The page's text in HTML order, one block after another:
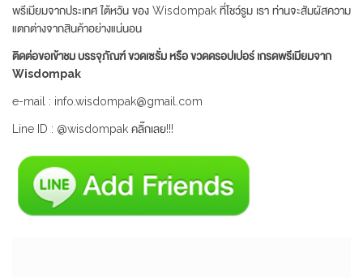
พรีเมียมจากประเทศ ใต้หวัน ของ Wisdompak ที่โชว์รูม เรา ท่านจะสัมผัสความ
แตกต่างจากสินค้าอย่างแน่นอน
ติดต่อขอเข้าชม บรรจุภัณฑ์ ขวดเซรั่ม หรือ ขวดดรอปเปอร์ เกรดพรีเมียมจาก
Wisdompak
e-mail : info.wisdompak@gmail.com
Line ID : @wisdompak คลิ๊กเลย!!!